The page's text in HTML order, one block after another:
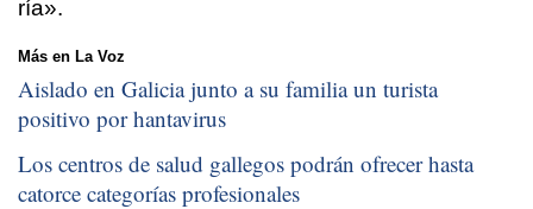
ría».
Más en La Voz
Aislado en Galicia junto a su familia un turista
positivo por hantavirus
Los centros de salud gallegos podrán ofrecer hasta
catorce categorías profesionales